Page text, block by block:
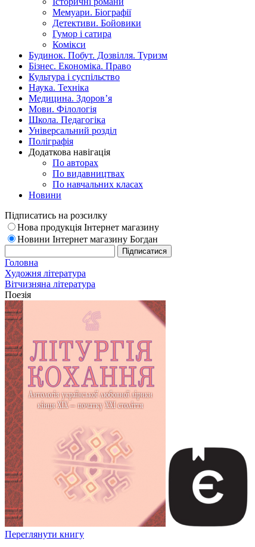
Мемуари. Біографії
Детективи. Бойовики
Гумор і сатира
Комікси
Будинок. Побут. Дозвілля. Туризм
Бізнес. Економіка. Право
Культура і суспільство
Наука. Техніка
Медицина. Здоров’я
Мови. Філологія
Школа. Педагогіка
Універсальний розділ
Поліграфія
Додаткова навігація
По авторах
По видавництвах
По навчальних класах
Новини
Підписатись на розсилку
Нова продукція Інтернет магазину
Новини Інтернет магазину Богдан
Головна
Художня література
Вітчизняна література
Поезія
Переглянути книгу